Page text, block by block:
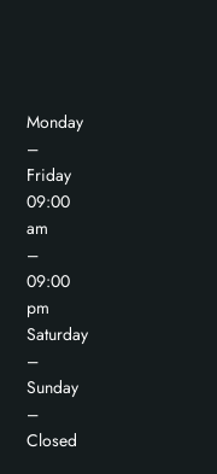
Monday
–
Friday
09:00
am
–
09:00
pm
Saturday
–
Sunday
–
Closed